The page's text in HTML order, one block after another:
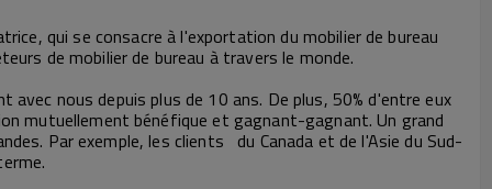
qui se consacre à l'exportation du mobilier de bureau
de mobilier de bureau à travers le monde.
nous depuis plus de 10 ans. De plus, 50% d'entre eux
mutuellement bénéfique et gagnant-gagnant. Un grand
Par exemple, les clients du Canada et de l'Asie du Sud-